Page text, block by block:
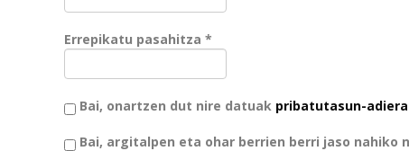
Errepikatu pasahitza *
Bai, onartzen dut nire datuak pribatutasun-
Bai, argitalpen eta ohar berrien berri jaso nahiko